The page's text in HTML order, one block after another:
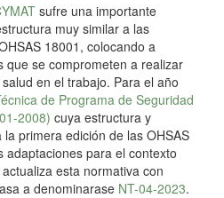
sufre una importante
muy similar a las
18001, colocando a
que se comprometen a realizar
en el trabajo. Para el año
de Programa de Seguridad
2008) cuya estructura y
primera edición de las OHSAS
adaptaciones para el contexto
esta normativa con
a denominarase NT-04-2023.